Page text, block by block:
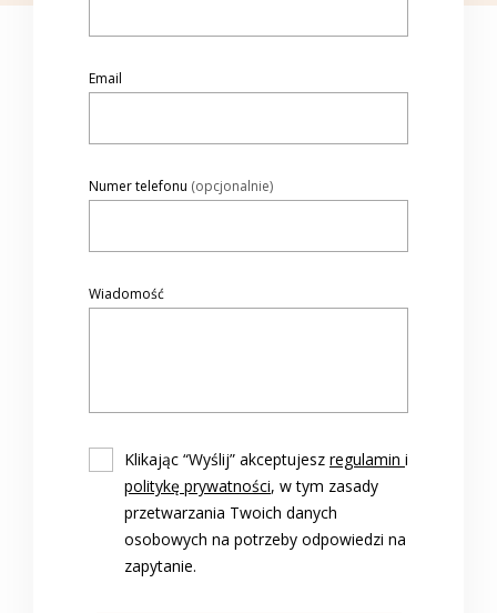
Email
Numer telefonu (opcjonalnie)
Wiadomość
Klikając “Wyślij” akceptujesz regulamin i
politykę prywatności, w tym zasady
przetwarzania Twoich danych
osobowych na potrzeby odpowiedzi na
zapytanie.